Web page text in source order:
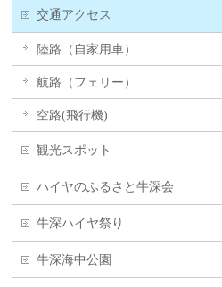
交通アクセス
陸路（自家用車）
航路（フェリー）
空路(飛行機)
観光スポット
ハイヤのふるさと牛深会
牛深ハイヤ祭り
牛深海中公園